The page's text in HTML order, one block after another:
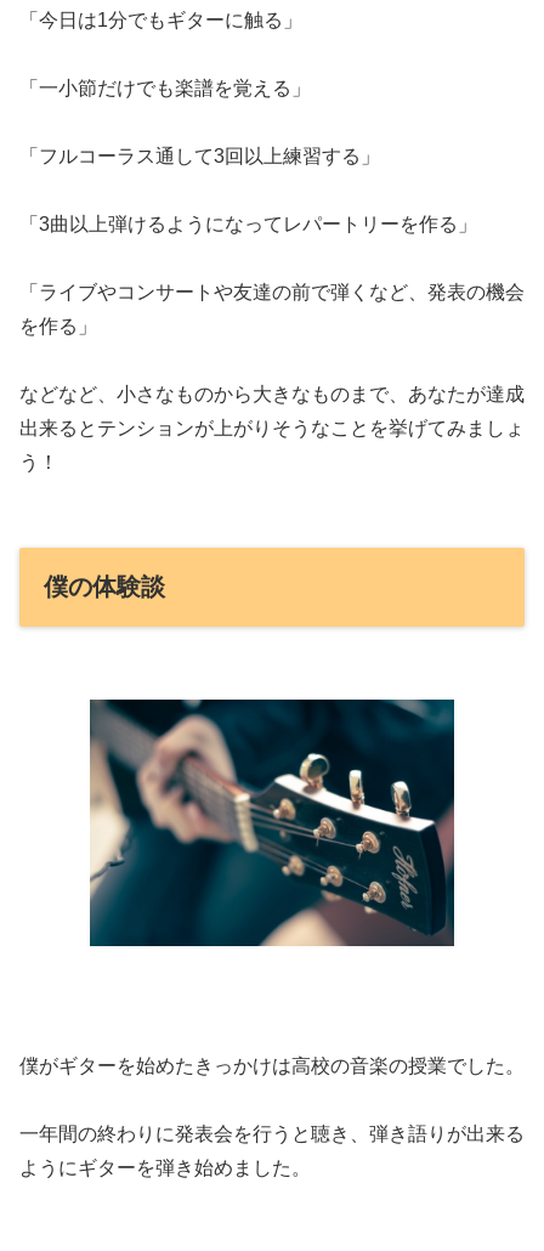
「今日は1分でもギターに触る」
「一小節だけでも楽譜を覚える」
「フルコーラス通して3回以上練習する」
「3曲以上弾けるようになってレパートリーを作る」
「ライブやコンサートや友達の前で弾くなど、発表の機会
を作る」
などなど、小さなものから大きなものまで、あなたが達成
出来るとテンションが上がりそうなことを挙げてみましょ
う！
僕の体験談
僕がギターを始めたきっかけは高校の音楽の授業でした。
一年間の終わりに発表会を行うと聴き、弾き語りが出来る
ようにギターを弾き始めました。